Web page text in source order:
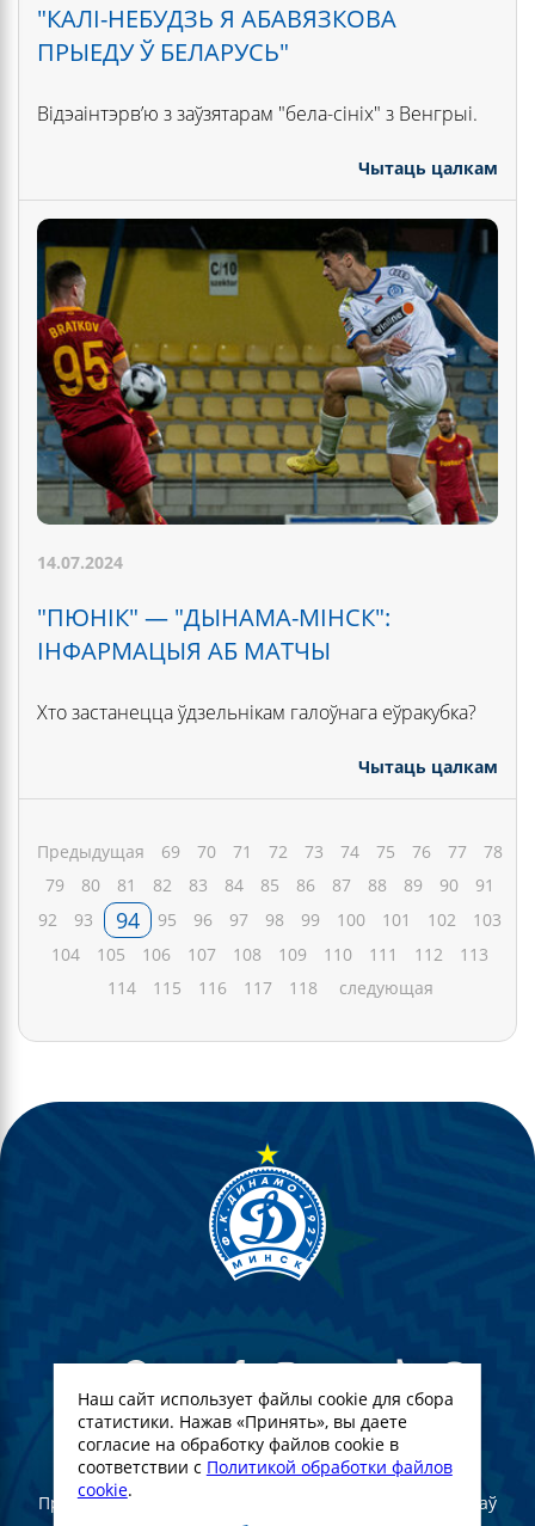
"КАЛІ-НЕБУДЗЬ Я АБАВЯЗКОВА
ПРЫЕДУ Ў БЕЛАРУСЬ"
Відэаінтэрв’ю з заўзятарам "бела-сініх" з Венгрыі.
Чытаць цалкам
14.07.2024
"ПЮНІК" — "ДЫНАМА-МІНСК":
ІНФАРМАЦЫЯ АБ МАТЧЫ
Хто застанецца ўдзельнікам галоўнага еўракубка?
Чытаць цалкам
Предыдущая 69 70 71 72 73 74 75 76 77
78
79
80 81 82 83 84 85 86 87 88 89 90
91
92
93 94 95 96 97 98 99 100 101 102
103
104
105 106 107 108 109 110 111 112
113
114
115 116 117 118 следующая
© Футбольны клуб Дынама-Мінск. 2022
Пры поўным або частковым выкарыстанні матэрыялаў
Наш сайт использует файлы cookie для сбора
статистики. Нажав «Принять», вы даете
согласие на обработку файлов cookie в
соответствии с Политикой обработки файлов
cookie.